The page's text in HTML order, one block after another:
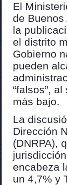
El
de
la
el distrito
Gobierno
pueden
“falsos”,
más bajo.
La
Dirección
(DNRPA),
encabeza
un 4,7% y